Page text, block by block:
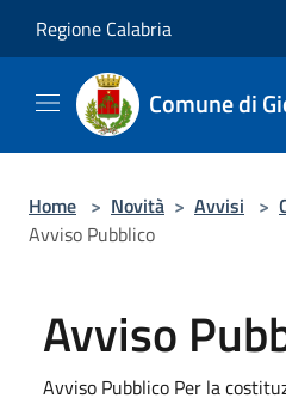
Regione Calabria
Comune di
Home > Novità > Avvisi >
Avviso Pubblico
Avviso
Avviso Pubblico Per la